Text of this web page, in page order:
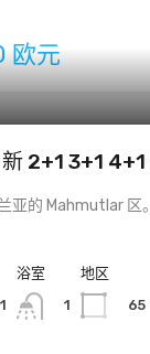
欧元
2+1 3+1 4+1
亚的 Mahmutlar 区
浴室
1
地区
65